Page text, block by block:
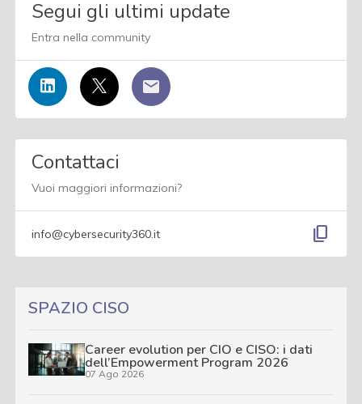
Segui gli ultimi update
Entra nella community
Contattaci
Vuoi maggiori informazioni?
info@cybersecurity360.it content_copy
SPAZIO CISO
Career evolution per CIO e CISO: i dati
dell’Empowerment Program 2026
07 Ago 2026